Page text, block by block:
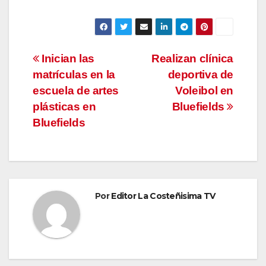
Navegación
de
entradas
Realizan clínica
deportiva de
Voleibol en
Bluefields
Inician las
matrículas en la
escuela de artes
plásticas en
Bluefields
PorEditor La Costeñisima TV